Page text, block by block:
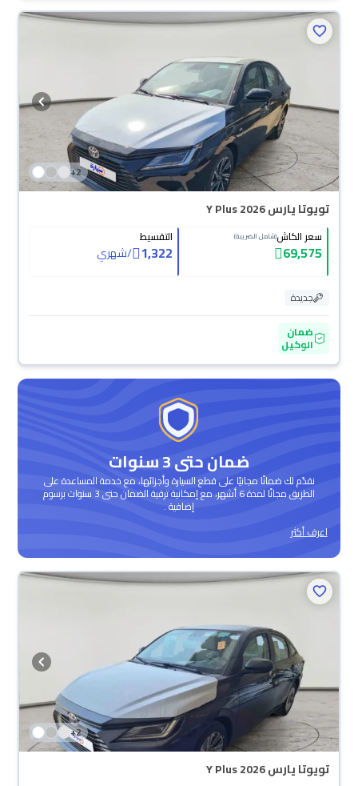
2
+
تويوتا يارس Y Plus 2026
سعر الكاش(شامل الضريبة)
69,575
التقسيط
1,322
/شهري
جديدة
ضمان
الوكيل
ضمان حتى 3 سنوات
نقدّم لك ضمانًا مجانيًا على قطع السيارة وأجزائها، مع خدمة المساعدة على
الطريق مجانًا لمدة 6 أشهر، مع إمكانية ترقية الضمان حتى 3 سنوات برسوم
إضافية .
اعرف أكثر
2
+
تويوتا يارس Y Plus 2026